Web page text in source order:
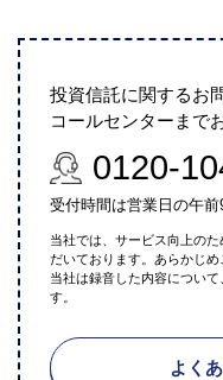
投資信託に関するお
コールセンターまで
0120-
受付時間は営業日の午
当社では、サービス向上の
だいております。あらかじめ
当社は録音した内容につい
す。
よく